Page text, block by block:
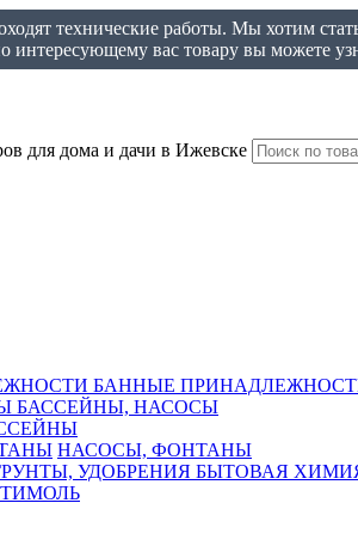
технические работы. Мы хотим
интересующему вас товару вы можете
для дома и дачи в Ижевске
БАННЫЕ
БАССЕЙНЫ, НАСОСЫ
НАСОСЫ, ФОНТАНЫ
БЫТОВАЯ